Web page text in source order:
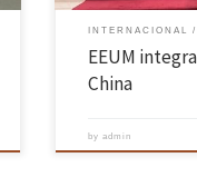
INTERNACIONAL
EEUM
China
byadmin